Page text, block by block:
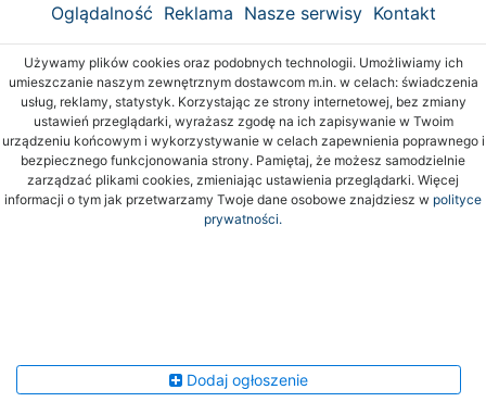
Oglądalność Reklama Nasze serwisy Kontakt
Używamy plików cookies oraz podobnych technologii. Umożliwiamy ich
umieszczanie naszym zewnętrznym dostawcom m.in. w celach: świadczenia
usług, reklamy, statystyk. Korzystając ze strony internetowej, bez zmiany
ustawień przeglądarki, wyrażasz zgodę na ich zapisywanie w Twoim
urządzeniu końcowym i wykorzystywanie w celach zapewnienia poprawnego i
bezpiecznego funkcjonowania strony. Pamiętaj, że możesz samodzielnie
zarządzać plikami cookies, zmieniając ustawienia przeglądarki. Więcej
informacji o tym jak przetwarzamy Twoje dane osobowe znajdziesz w polityce
prywatności.
Dodaj ogłoszenie